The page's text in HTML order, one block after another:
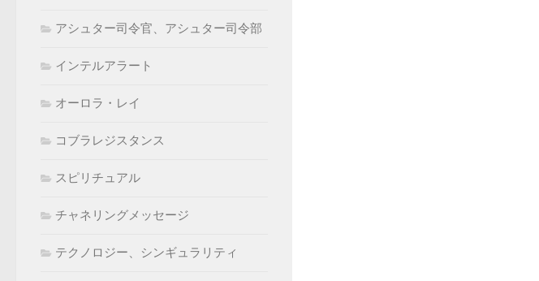
アシュター司令官、アシュター司令部
インテルアラート
オーロラ・レイ
コブラレジスタンス
スピリチュアル
チャネリングメッセージ
テクノロジー、シンギュラリティ